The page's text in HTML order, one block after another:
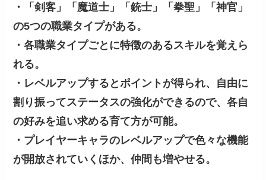
・「剣客」「魔道士」「銃士」「拳聖」「神官」
の5つの職業タイプがある。
・各職業タイプごとに特徴のあるスキルを覚えら
れる。
・レベルアップするとポイントが得られ、自由に
割り振ってステータスの強化ができるので、各自
の好みを追い求める育て方が可能。
・プレイヤーキャラのレベルアップで色々な機能
が開放されていくほか、仲間も増やせる。